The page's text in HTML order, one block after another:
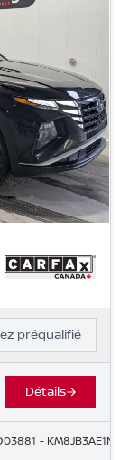
préqualifié
Détails
-